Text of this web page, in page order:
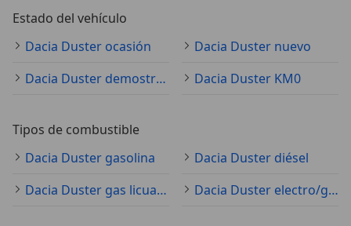
Estado del vehículo
Dacia Duster ocasión
Dacia Duster nuevo
Dacia Duster demostración
Dacia Duster KM0
Tipos de combustible
Dacia Duster gasolina
Dacia Duster diésel
Dacia Duster gas licuado (GLP)
Dacia Duster electro/gasolina